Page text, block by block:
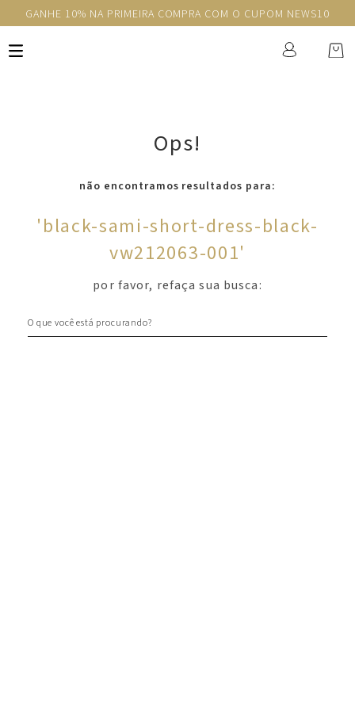
GANHE 10% NA PRIMEIRA COMPRA COM O CUPOM NEWS10
Ops!
não encontramos resultados para:
'black-sami-short-dress-black-
vw212063-001'
por favor, refaça sua busca: